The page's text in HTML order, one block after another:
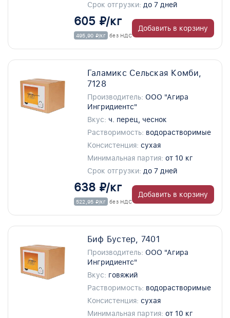
Срок отгрузки: до 7 дней
605 ₽/кг
495,90 ₽/кг без НДС
Добавить в корзину
Галамикс Сельская Комби,
7128
Производитель: ООО "Агира
Ингридиентс"
Вкус: ч. перец, чеснок
Растворимость: водорастворимые
Консистенция: сухая
Минимальная партия: от 10 кг
Срок отгрузки: до 7 дней
638 ₽/кг
522,95 ₽/кг без НДС
Добавить в корзину
Биф Бустер, 7401
Производитель: ООО "Агира
Ингридиентс"
Вкус: говяжий
Растворимость: водорастворимые
Консистенция: сухая
Минимальная партия: от 10 кг